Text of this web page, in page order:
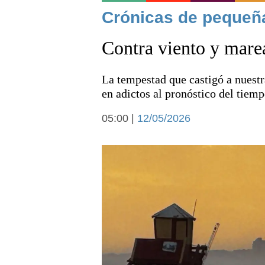
Noticias
Deportes
Economía y campo
Crónicas de
Contra viento y
La tempestad que castigó a
en adictos al pronóstico del
05:00 | 12/05/2026